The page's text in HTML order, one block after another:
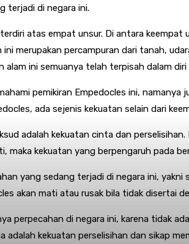
terjadi di negara ini.
atas empat unsur. Di antara
ini merupakan percampuran dari tanah,
alam ini semuanya telah terpisah dalam
pemikiran Empedocles ini,
ada sejenis kekuatan selain dari
adalah kekuatan cinta dan
maka kekuatan yang berpengaruh pada
yang sedang terjadi di negara ini,
akan mati atau rusak bila tidak disertai
perpecahan di negara ini, karena tidak
adalah kekuatan perselisihan dan sikap